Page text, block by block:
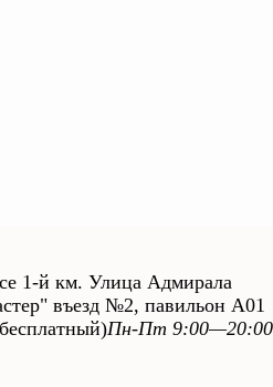
1-й км. Улица Адмирала
въезд №2, павильон А01
Пн-Пт